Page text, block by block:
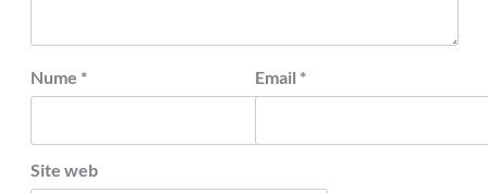
Nume * Email *
Site web